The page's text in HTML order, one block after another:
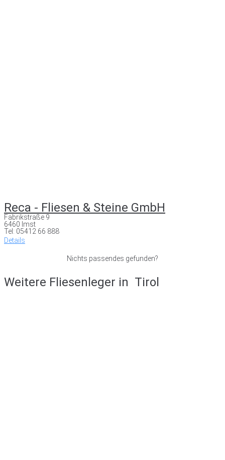
Reca - Fliesen & Steine GmbH
Fabrikstraße 9
6460 Imst
Tel: 05412 66 888
Details
Nichts passendes gefunden?
Weitere Fliesenleger in Tirol